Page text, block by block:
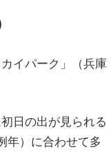
イパーク」（兵庫
日の出が見られる
年）に合わせて多